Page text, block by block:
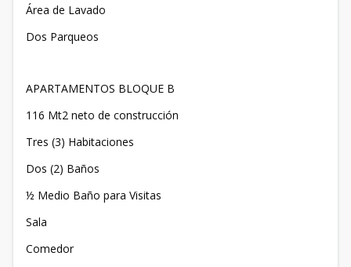
Área de Lavado
Dos Parqueos
APARTAMENTOS BLOQUE B
116 Mt2 neto de construcción
Tres (3) Habitaciones
Dos (2) Baños
½ Medio Baño para Visitas
Sala
Comedor